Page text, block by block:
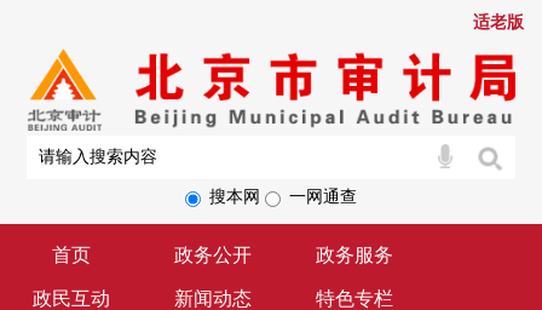
适老版
首页 政务公开 政务服务
政民互动 新闻动态 特色专栏
搜本网 一网通查